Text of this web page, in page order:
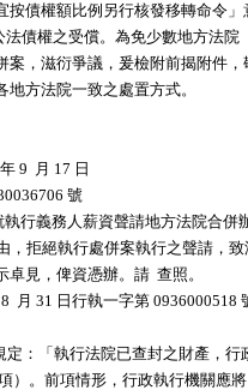
宜按債權額比例另行核發移轉命令」
公法債權之受償。為免少數地方法院
併案，滋衍爭議，爰檢附前揭附件，
各地方法院一致之處置方式。
93 年 9  月 17 日
第 0930036706 號
行義務人薪資聲請地方法院合併
由，拒絕執行處併案執行之聲請，
示卓見，俾資憑辦。請  查照。
月 31 日行執一字第 0936000518
規定：「執行法院已查封之財產，行
項）。前項情形，行政執行機關應將